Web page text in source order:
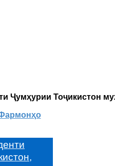
Ҷумҳурии Тоҷикистон